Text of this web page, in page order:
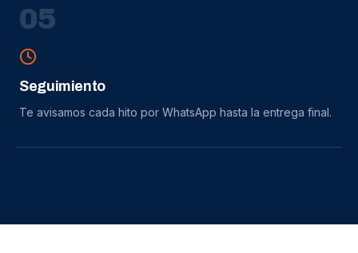
05
Seguimiento
Te avisamos cada hito por WhatsApp hasta la entrega final.